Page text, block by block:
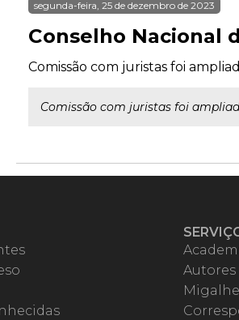
segunda-feira, 25 de dezembro de 2023
Conselho Nacional
Comissão com juristas foi
Comissão com juristas foi
Autores